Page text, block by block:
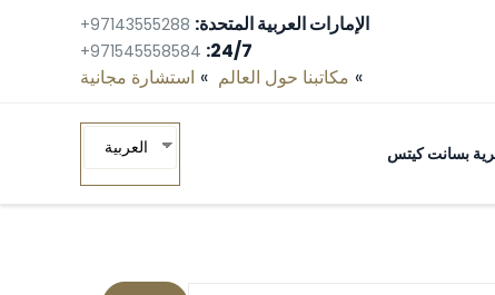
الإمارات العربية المتحدة: +97143555288
24/7:
+971545558584
مكاتبنا حول العالم استشارة مجانية‎
بسانت كيتس العربية